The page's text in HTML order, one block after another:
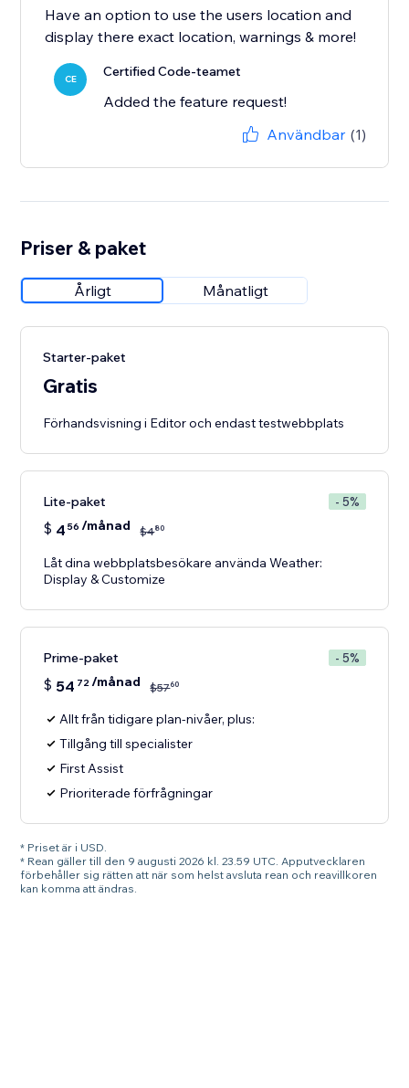
Have an option to use the users location and
display there exact location, warnings & more!
CE Certified Code-teamet
Added the feature request!
Användbar (1)
Priser & paket
Årligt Månatligt
Starter-paket
Gratis
Förhandsvisning i Editor och endast testwebbplats
Lite-paket - 5%
$ 4 56 /månad $480
Låt dina webbplatsbesökare använda Weather:
Display & Customize
Prime-paket - 5%
$ 54 72/månad $5760
Allt från tidigare plan-nivåer, plus:
Tillgång till specialister
First Assist
Prioriterade förfrågningar
* Priset är i USD.
* Rean gäller till den 9 augusti 2026 kl. 23.59 UTC. Apputvecklaren
förbehåller sig rätten att när som helst avsluta rean och reavillkoren
kan komma att ändras.